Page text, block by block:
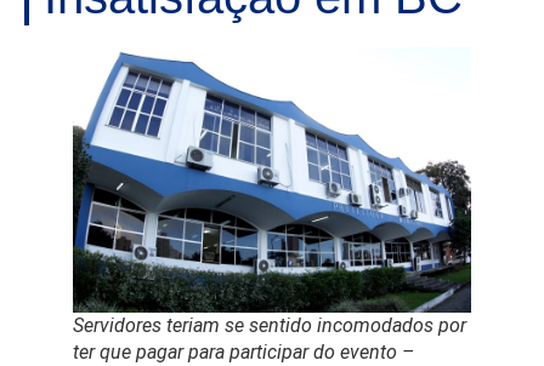
Servidores teriam se sentido incomodados por
ter que pagar para participar do evento –